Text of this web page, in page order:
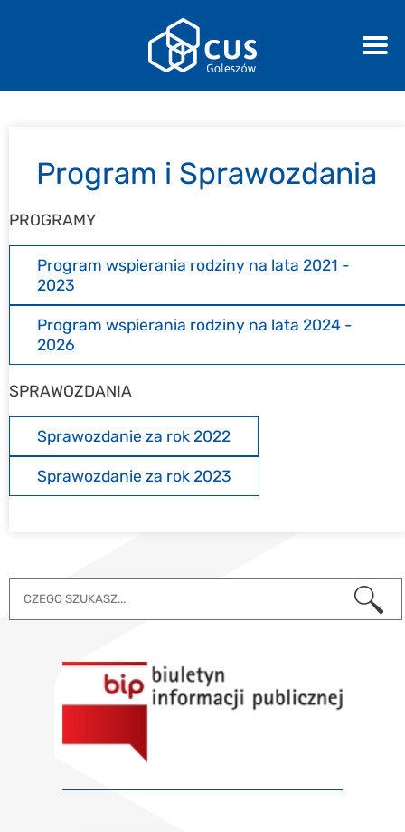
Program i Sprawozdania
PROGRAMY
Program wspierania rodziny na lata 2021 -
2023
Program wspierania rodziny na lata 2024 -
2026
SPRAWOZDANIA
Sprawozdanie za rok 2022
Sprawozdanie za rok 2023